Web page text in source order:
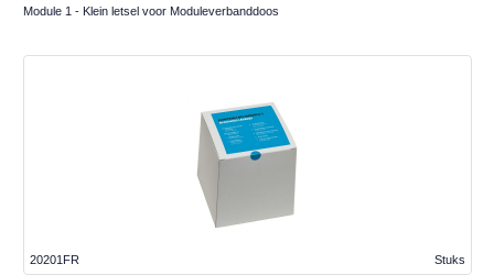
Module 1 - Klein letsel voor Moduleverbanddoos
Stuks
20201FR